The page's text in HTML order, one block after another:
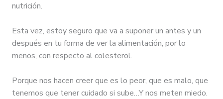
nutrición.
Esta vez, estoy seguro que va a suponer un antes y un
después en tu forma de ver la alimentación, por lo
menos, con respecto al colesterol.
Porque nos hacen creer que es lo peor, que es malo, que
tenemos que tener cuidado si sube…Y nos meten miedo.